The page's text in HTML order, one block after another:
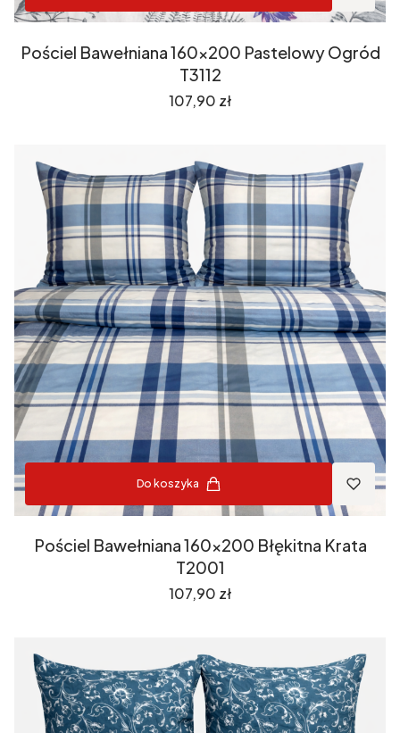
Pościel Bawełniana 160x200 Pastelowy Ogród
T3112
Cena
107,90 zł
Do koszyka
Pościel Bawełniana 160x200 Błękitna Krata
T2001
Cena
107,90 zł